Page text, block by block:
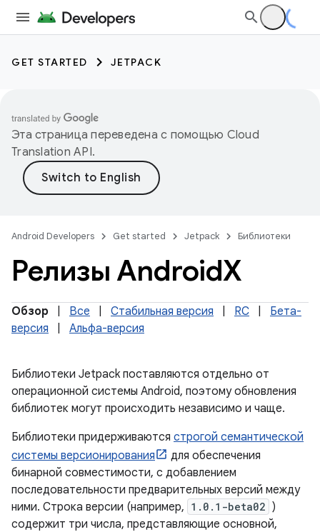
GET STARTED JETPACK
Эта страница переведена с помощью Cloud
Translation API.
Android Developers Get started Jetpack Библиотеки
Релизы AndroidX
Обзор Все Стабильная версия RC
Бета-
версия
Альфа-версия
Библиотеки Jetpack поставляются отдельно от
операционной системы Android, поэтому обновления
библиотек могут происходить независимо и чаще.
Библиотеки придерживаются строгой семантической
системы версионирования
для обеспечения
бинарной совместимости, с добавлением
последовательности предварительных версий между
ними. Строка версии (например, 1.0.1-beta02 )
содержит три числа, представляющие основной,